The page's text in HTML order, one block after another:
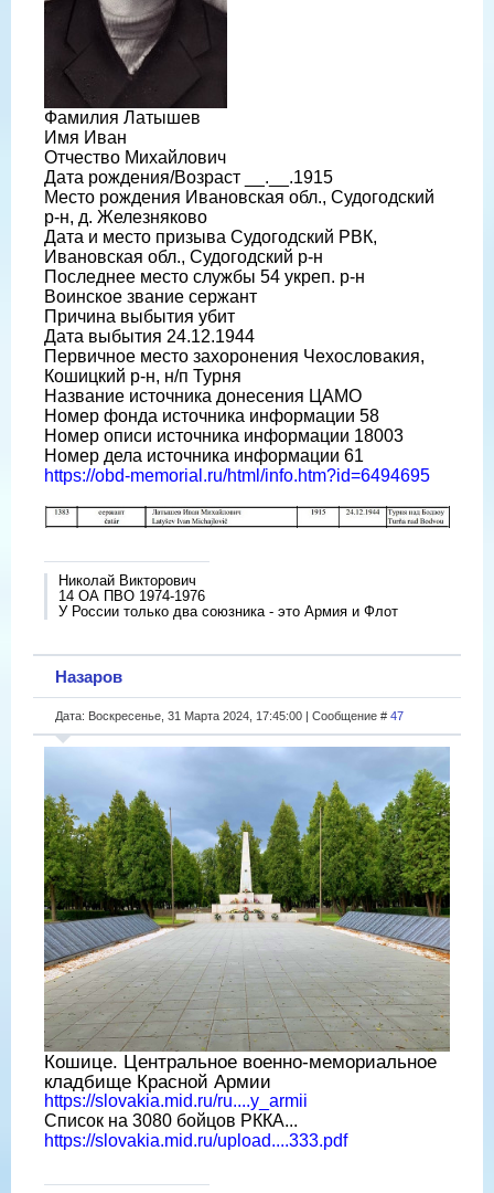
Фамилия Латышев
Имя Иван
Отчество Михайлович
Дата рождения/Возраст __.__.1915
Место рождения Ивановская обл., Судогодский
р-н, д. Железняково
Дата и место призыва Судогодский РВК,
Ивановская обл., Судогодский р-н
Последнее место службы 54 укреп. р-н
Воинское звание сержант
Причина выбытия убит
Дата выбытия 24.12.1944
Первичное место захоронения Чехословакия,
Кошицкий р-н, н/п Турня
Название источника донесения ЦАМО
Номер фонда источника информации 58
Номер описи источника информации 18003
Номер дела источника информации 61
https://obd-memorial.ru/html/info.htm?id=6494695
Николай Викторович
14 ОА ПВО 1974-1976
У России только два союзника - это Армия и Флот
Назаров
Дата: Воскресенье, 31 Марта 2024, 17:45:00 | Сообщение # 47
Кошице. Центральное военно-мемориальное
кладбище Красной Армии
https://slovakia.mid.ru/ru....y_armii
Список на 3080 бойцов РККА...
https://slovakia.mid.ru/upload....333.pdf